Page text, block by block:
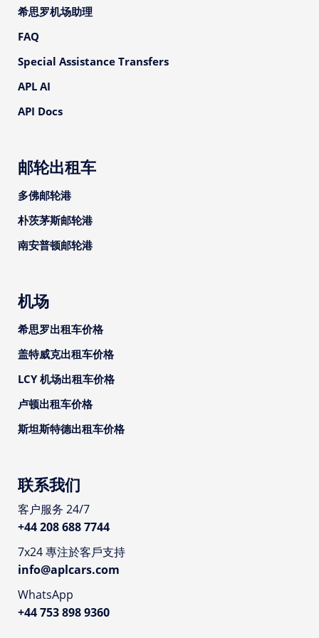
希思罗机场助理
FAQ
Special Assistance Transfers
APL AI
API Docs
邮轮出租车
多佛邮轮港
朴茨茅斯邮轮港
南安普顿邮轮港
机场
希思罗出租车价格
盖特威克出租车价格
LCY 机场出租车价格
卢顿出租车价格
斯坦斯特德出租车价格
联系我们
客户服务 24/7
+44 208 688 7744
7x24 專注於客戶支持
info@aplcars.com
WhatsApp
+44 753 898 9360